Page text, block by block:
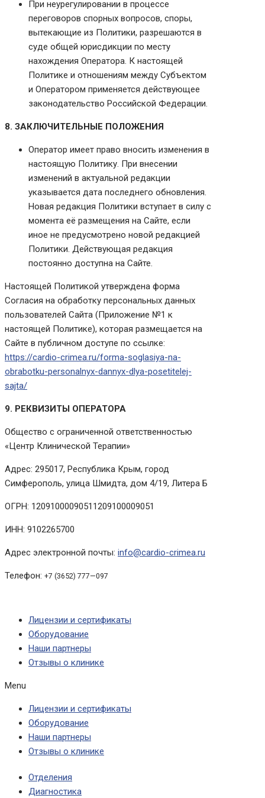
При неурегулировании в процессе
переговоров спорных вопросов, споры,
вытекающие из Политики, разрешаются в
суде общей юрисдикции по месту
нахождения Оператора. К настоящей
Политике и отношениям между Субъектом
и Оператором применяется действующее
законодательство Российской Федерации.
8. ЗАКЛЮЧИТЕЛЬНЫЕ ПОЛОЖЕНИЯ
Оператор имеет право вносить изменения в
настоящую Политику. При внесении
изменений в актуальной редакции
указывается дата последнего обновления.
Новая редакция Политики вступает в силу с
момента её размещения на Сайте, если
иное не предусмотрено новой редакцией
Политики. Действующая редакция
постоянно доступна на Сайте.
Настоящей Политикой утверждена форма
Согласия на обработку персональных данных
пользователей Сайта (Приложение №1 к
настоящей Политике), которая размещается на
Сайте в публичном доступе по ссылке:
https://cardio-crimea.ru/forma-soglasiya-na-
obrabotku-personalnyx-dannyx-dlya-posetitelej-
sajta/
9. РЕКВИЗИТЫ ОПЕРАТОРА
Общество с ограниченной ответственностью
«Центр Клинической Терапии»
Адрес: 295017, Республика Крым, город
Симферополь, улица Шмидта, дом 4/19, Литера Б
ОГРН: 12091000090511209100009051
ИНН: 9102265700
Адрес электронной почты: info@cardio-crimea.ru
Телефон: +7 (3652) 777—097
Лицензии и сертификаты
Оборудование
Наши партнеры
Отзывы о клинике
Menu
Лицензии и сертификаты
Оборудование
Наши партнеры
Отзывы о клинике
Отделения
Диагностика